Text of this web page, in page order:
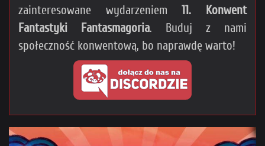
zainteresowane wydarzeniem11. Konwent
Fantastyki Fantasmagoria. Buduj z nami
społeczność konwentową, bo naprawdę warto!